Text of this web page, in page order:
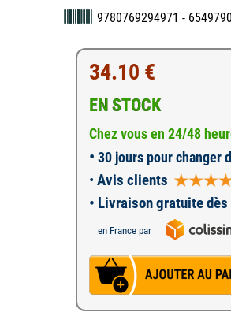
9780769294971 -
34.10 €
EN STOCK
Chez vous en 24/48
• 30 jours pour changer
• Avis clients
• Livraison gratuite
en France par